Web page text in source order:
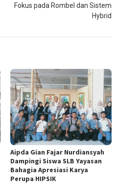
Fokus pada Rombel dan Sistem
Hybrid
Aipda Gian Fajar Nurdiansyah
Dampingi Siswa SLB Yayasan
Bahagia Apresiasi Karya
Perupa HIPSIK